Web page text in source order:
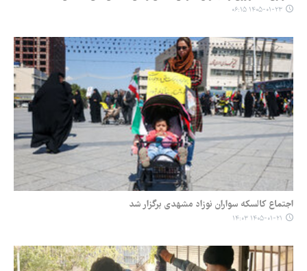
۱۴۰۵-۰۱-۲۳ ۰۶:۱۵
اجتماع کالسکه سواران نوزاد مشهدی برگزار شد
۱۴۰۵-۰۱-۲۱ ۱۴:۰۳